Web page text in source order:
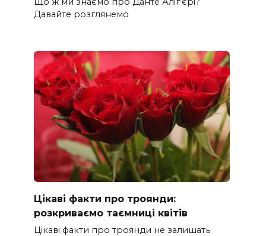
Давайте розглянемо
Цікаві факти про троянди:
розкриваємо таємниці квітів
Цікаві факти про троянди не залишать